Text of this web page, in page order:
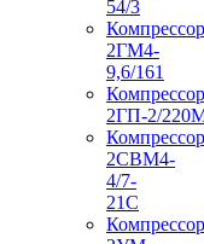
54/3
Компрессор
2ГМ4-
9,6/161
Компрессор
2ГП-2/
Компрессор
2СВМ4-
4/7-
21С
Компрессор